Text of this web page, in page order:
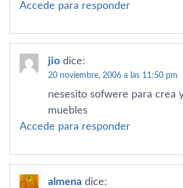
Accede para responder
jio dice:
20 noviembre, 2006 a las 11:50 pm
nesesito sofwere para crea
muebles
Accede para responder
almena dice: